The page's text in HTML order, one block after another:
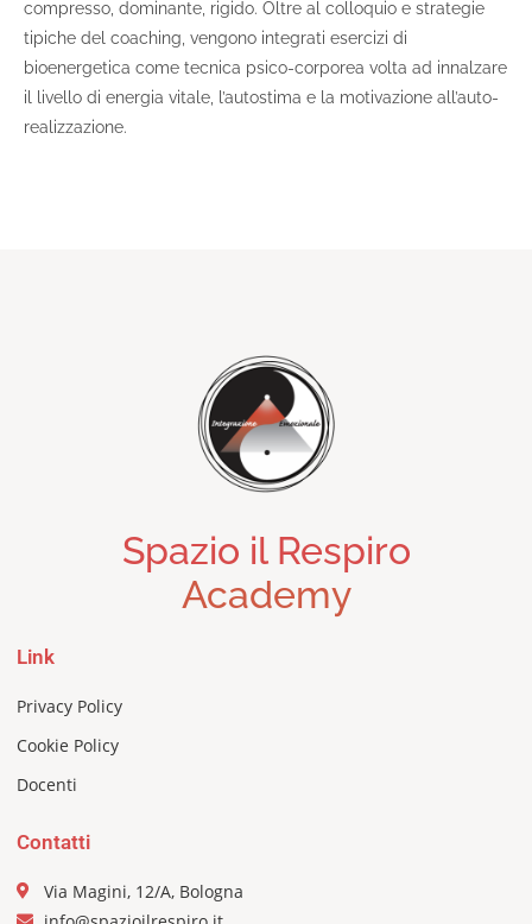
compresso, dominante, rigido. Oltre al colloquio e strategie
tipiche del coaching, vengono integrati esercizi di
bioenergetica come tecnica psico-corporea volta ad innalzare
il livello di energia vitale, l’autostima e la motivazione all’auto-
realizzazione.
Spazio il Respiro
Academy
Link
Privacy Policy
Cookie Policy
Docenti
Contatti
Via Magini, 12/A, Bologna